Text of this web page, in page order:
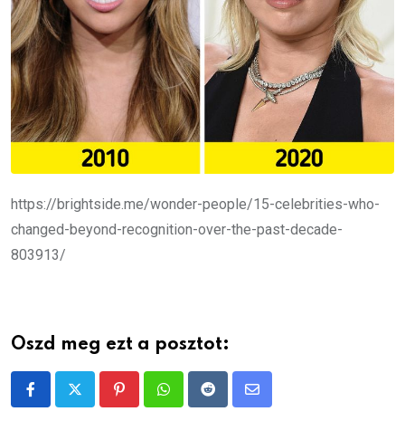
https://brightside.me/wonder-people/15-celebrities-who-
changed-beyond-recognition-over-the-past-decade-
803913/
Oszd meg ezt a posztot:
PinterestWhatsappRedditShare